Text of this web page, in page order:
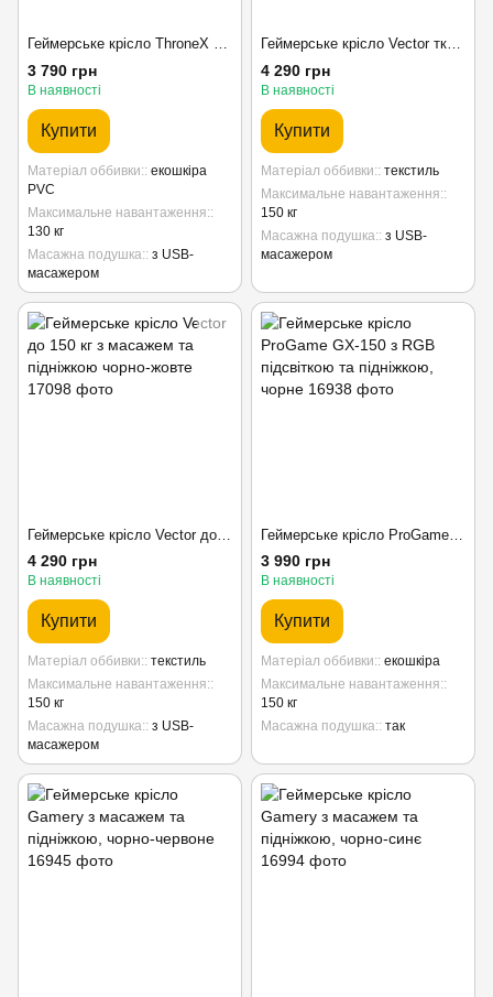
Геймерське крісло ThroneX Pink White з масажем та підніжкою, рожево-біле
3 790 грн
В наявності
Купити
Матеріал оббивки: екошкіра
PVC
Максимальне навантаження:
130 кг
Масажна подушка: з USB-
масажером
Геймерське крісло Vector тканинне з масажем та підніжкою, чорно-зелене
4 290 грн
В наявності
Купити
Матеріал оббивки: текстиль
Максимальне навантаження:
150 кг
Масажна подушка: з USB-
масажером
4 290 грн
В наявності
Купити
Матеріал оббивки: текстиль
Максимальне навантаження:
150 кг
Масажна подушка: з USB-
масажером
3 990 грн
В наявності
Купити
Матеріал оббивки: екошкіра
Максимальне навантаження:
150 кг
Масажна подушка: так